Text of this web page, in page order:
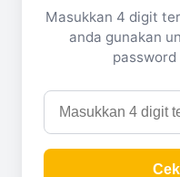
Masukkan 4 digit
anda gunakan